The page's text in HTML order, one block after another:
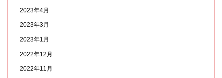
2023年4月
2023年3月
2023年1月
2022年12月
2022年11月